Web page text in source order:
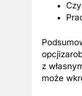
z
może